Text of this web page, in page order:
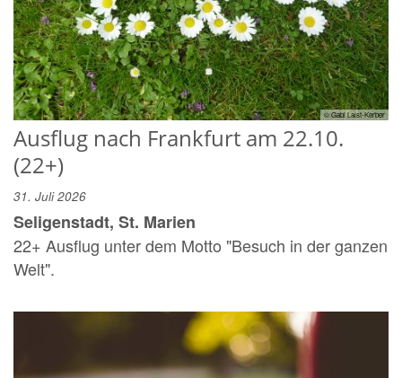
© Gabi Laist-Kerber
Ausflug nach Frankfurt am 22.10.
(22+)
31. Juli 2026
Seligenstadt, St. Marien
22+ Ausflug unter dem Motto "Besuch in der ganzen
Welt".